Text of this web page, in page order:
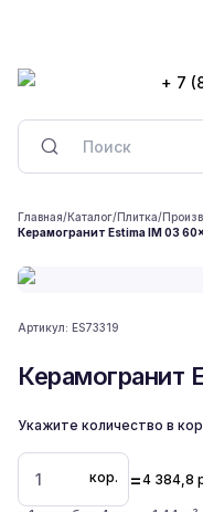
+ 7
Главная/Каталог/Плитка/
Керамогранит Estima IM 03
Артикул: ES73319
Керамогранит
Укажите количество в
кор. =4 384,8